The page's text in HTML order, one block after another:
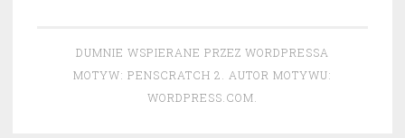
DUMNIE WSPIERANE PRZEZ WORDPRESSA
MOTYW: PENSCRATCH 2. AUTOR MOTYWU:
WORDPRESS.COM.